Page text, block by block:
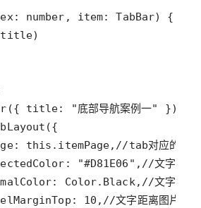
: number , item: TabBar
title
({ title: "底部导航案例一"
: this . itemPage, //tab对应的页面
: "#D81E06" , //文字未选
: Color. Black, //文字未选
: 10 , //文字距离图片的